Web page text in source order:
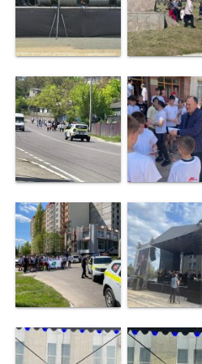
de
specialitate
Activitatea
consiliului
Deciziile
consiliului
Regulamentul
consiliului
Ședințele
Consiliului